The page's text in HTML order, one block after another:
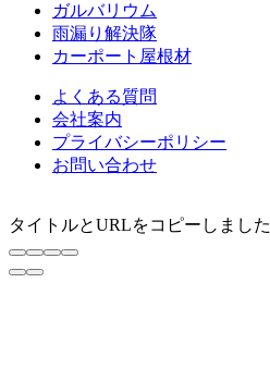
ガルバリウム
雨漏り解決隊
カーポート屋根材
よくある質問
会社案内
プライバシーポリシー
お問い合わせ
タイトルとURLをコピーしました